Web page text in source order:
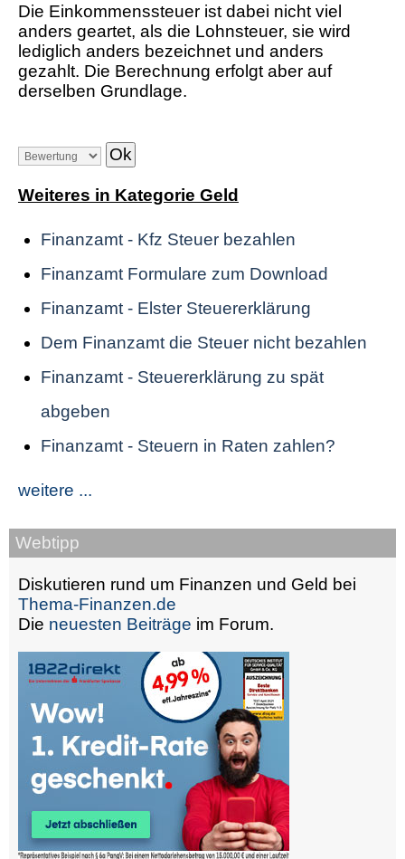
Die Einkommenssteuer ist dabei nicht viel
anders geartet, als die Lohnsteuer, sie wird
lediglich anders bezeichnet und anders
gezahlt. Die Berechnung erfolgt aber auf
derselben Grundlage.
Weiteres in Kategorie Geld
Finanzamt - Kfz Steuer bezahlen
Finanzamt Formulare zum Download
Finanzamt - Elster Steuererklärung
Dem Finanzamt die Steuer nicht bezahlen
Finanzamt - Steuererklärung zu spät
abgeben
Finanzamt - Steuern in Raten zahlen?
weitere ...
Webtipp
Diskutieren rund um Finanzen und Geld bei
Thema-Finanzen.de
Die neuesten Beiträge im Forum.